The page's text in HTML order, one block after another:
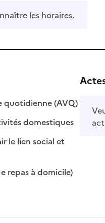
les horaires.
quotidienne (AVQ): disponible
: non
domestiques: disponible
: non
le lien social et
repas à domicile): disponible
: non